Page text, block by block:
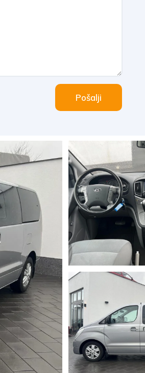
Pošalji